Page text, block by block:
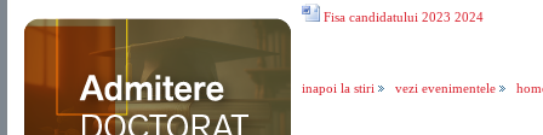
Fisa candidatului 2023 2024
inapoi la stiri vezi evenimentele